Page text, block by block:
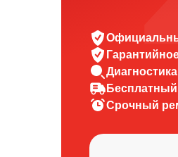
Срочный